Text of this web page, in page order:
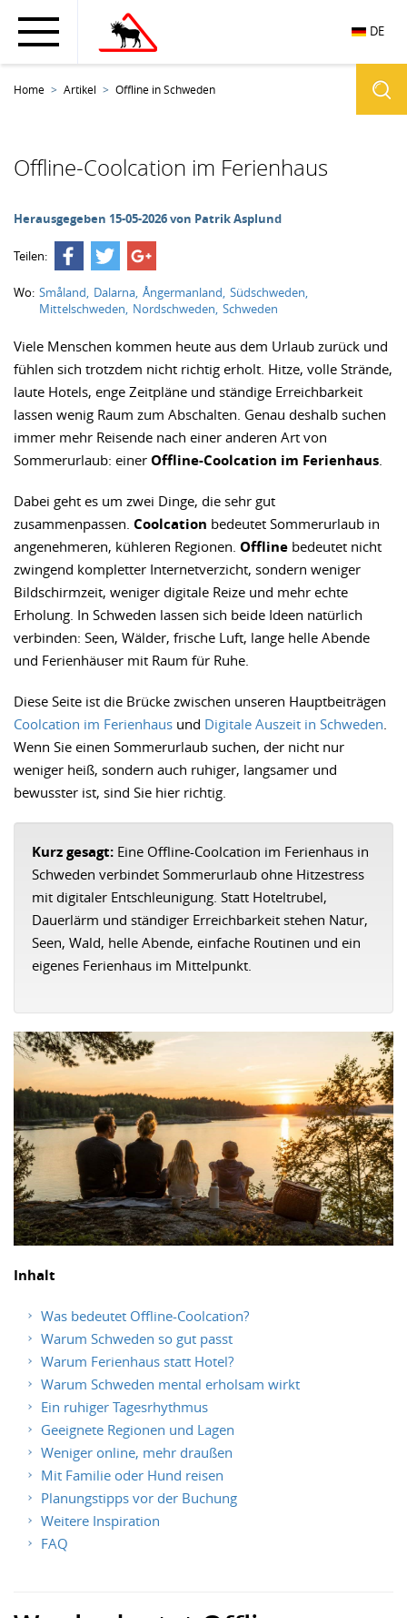
DE
Home Artikel Offline in Schweden
Offline-Coolcation im Ferienhaus
Herausgegeben 15-05-2026 von Patrik Asplund
Teilen:
Wo: Småland Dalarna Ångermanland Südschweden
Mittelschweden Nordschweden Schweden
Viele Menschen kommen heute aus dem Urlaub zurück und
fühlen sich trotzdem nicht richtig erholt. Hitze, volle Strände,
laute Hotels, enge Zeitpläne und ständige Erreichbarkeit
lassen wenig Raum zum Abschalten. Genau deshalb suchen
immer mehr Reisende nach einer anderen Art von
Sommerurlaub: einer Offline-Coolcation im Ferienhaus
Dabei geht es um zwei Dinge, die sehr gut
zusammenpassen. Coolcation bedeutet Sommerurlaub in
angenehmeren, kühleren Regionen. Offline bedeutet nicht
zwingend kompletter Internetverzicht, sondern weniger
Bildschirmzeit, weniger digitale Reize und mehr echte
Erholung. In Schweden lassen sich beide Ideen natürlich
verbinden: Seen, Wälder, frische Luft, lange helle Abende
und Ferienhäuser mit Raum für Ruhe.
Diese Seite ist die Brücke zwischen unseren Hauptbeiträgen
Coolcation im Ferienhaus und Digitale Auszeit in Schweden
Wenn Sie einen Sommerurlaub suchen, der nicht nur
weniger heiß, sondern auch ruhiger, langsamer und
bewusster ist, sind Sie hier richtig.
Kurz gesagt: Eine Offline-Coolcation im Ferienhaus in
Schweden verbindet Sommerurlaub ohne Hitzestress
mit digitaler Entschleunigung. Statt Hoteltrubel,
Dauerlärm und ständiger Erreichbarkeit stehen Natur,
Seen, Wald, helle Abende, einfache Routinen und ein
eigenes Ferienhaus im Mittelpunkt.
Inhalt
Was bedeutet Offline-Coolcation?
Warum Schweden so gut passt
Warum Ferienhaus statt Hotel?
Warum Schweden mental erholsam wirkt
Ein ruhiger Tagesrhythmus
Geeignete Regionen und Lagen
Weniger online, mehr draußen
Mit Familie oder Hund reisen
Planungstipps vor der Buchung
Weitere Inspiration
FAQ